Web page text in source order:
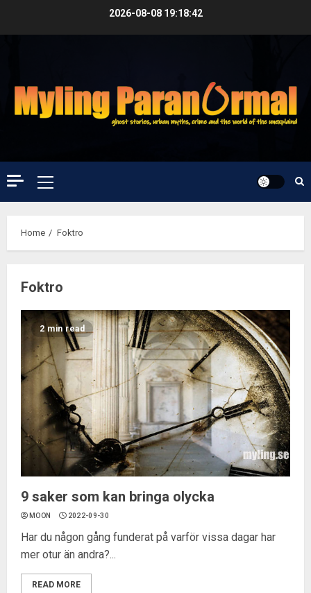
2026-08-08 19:18:43
Primary
Menu
Home Foktro
Foktro
2 min read
9 saker som kan bringa olycka
MOON 2022-09-30
Har du någon gång funderat på varför vissa dagar har
mer otur än andra?...
READ MORE